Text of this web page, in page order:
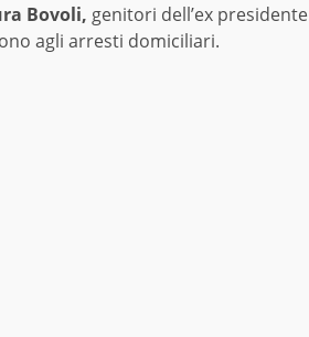
Bovoli, genitori dell’ex presidente
agli arresti domiciliari.